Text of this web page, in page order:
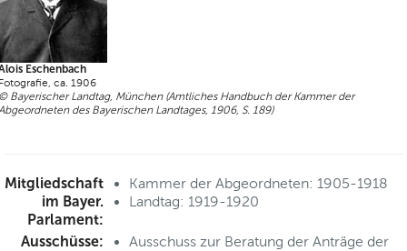
Eschenbach
ca. 1906
Bayerischer Landtag, München (Amtliches Handbuch der Kammer der
des Bayerischen Landtages, 1906, S. 189)
Mitgliedschaft
im Bayer.
Parlament:
Kammer der Abgeordneten: 1905-1918
Landtag: 1919-1920
Ausschüsse:
Ausschuss zur Beratung der Anträge der